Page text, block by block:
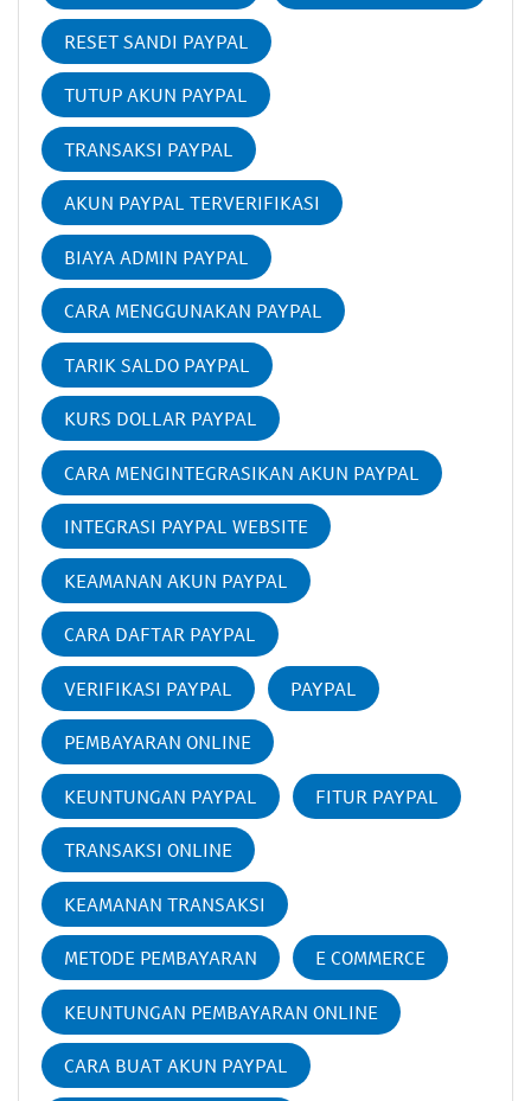
RESET SANDI PAYPAL
TUTUP AKUN PAYPAL
TRANSAKSI PAYPAL
AKUN PAYPAL TERVERIFIKASI
BIAYA ADMIN PAYPAL
CARA MENGGUNAKAN PAYPAL
TARIK SALDO PAYPAL
KURS DOLLAR PAYPAL
CARA MENGINTEGRASIKAN AKUN PAYPAL
INTEGRASI PAYPAL WEBSITE
KEAMANAN AKUN PAYPAL
CARA DAFTAR PAYPAL
VERIFIKASI PAYPAL PAYPAL
PEMBAYARAN ONLINE
KEUNTUNGAN PAYPAL FITUR PAYPAL
TRANSAKSI ONLINE
KEAMANAN TRANSAKSI
METODE PEMBAYARAN E COMMERCE
KEUNTUNGAN PEMBAYARAN ONLINE
CARA BUAT AKUN PAYPAL